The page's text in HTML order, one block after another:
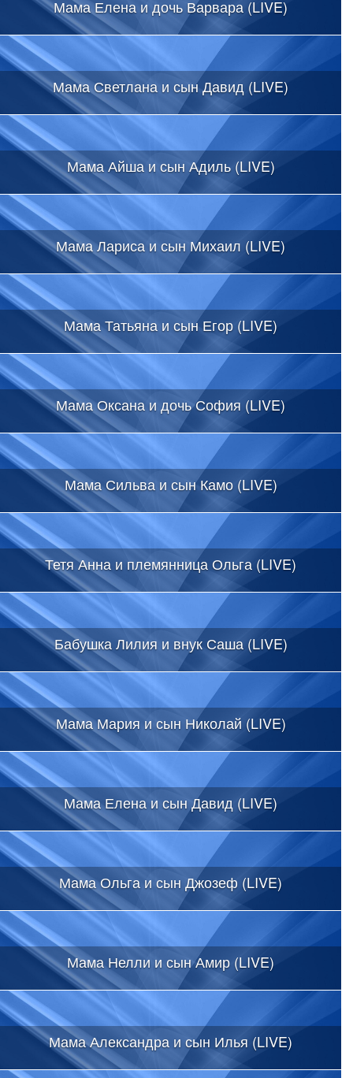
Мама Елена и дочь Варвара (LIVE)
Мама Светлана и сын Давид (LIVE)
Мама Айша и сын Адиль (LIVE)
Мама Лариса и сын Михаил (LIVE)
Мама Татьяна и сын Егор (LIVE)
Мама Оксана и дочь София (LIVE)
Мама Сильва и сын Камо (LIVE)
Тетя Анна и племянница Ольга (LIVE)
Бабушка Лилия и внук Саша (LIVE)
Мама Мария и сын Николай (LIVE)
Мама Елена и сын Давид (LIVE)
Мама Ольга и сын Джозеф (LIVE)
Мама Нелли и сын Амир (LIVE)
Мама Александра и сын Илья (LIVE)